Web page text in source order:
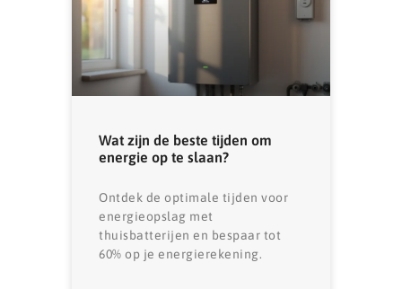
Wat zijn de beste tijden om
energie op te slaan?
Ontdek de optimale tijden voor
energieopslag met
thuisbatterijen en bespaar tot
60% op je energierekening.